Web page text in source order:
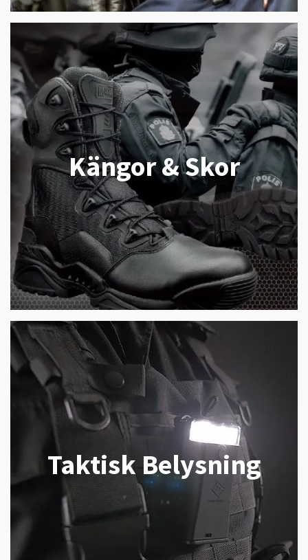
Kängor & Skor
Taktisk Belysning